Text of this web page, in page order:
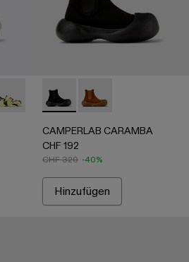
006 - Grey
007
- A500028-004
- A500028-003
TORMENTA - A500028-002 -
TORMENTA -
CAMPERLAB CARAMBA -
CAMPERLAB
CAMPERLAB CARAMBA
CHF 192
CHF 320 -40%
Hinzufügen